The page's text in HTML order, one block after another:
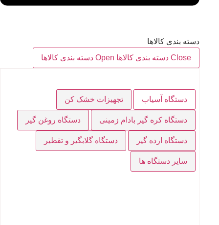
دسته بندی کالاها
Close دسته بندی کالاها
Open دسته بندی کالاها
دستگاه آسیاب تجهیزات خشک کن
دستگاه کره گیر بادام زمینی دستگاه روغن گیر
دستگاه ارده گیر دستگاه گلابگیر و تقطیر
سایر دستگاه ها